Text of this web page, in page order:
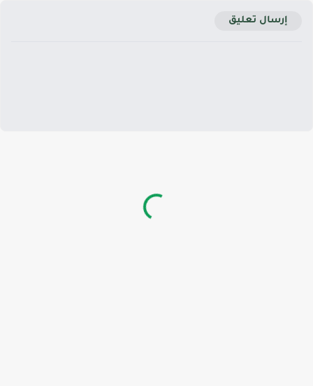
إرسال تعليق